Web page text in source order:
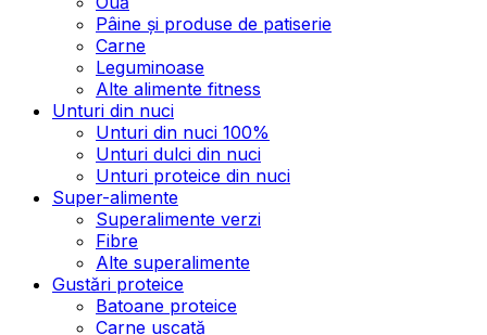
Pâine și produse de patiserie
Carne
Leguminoase
Alte alimente fitness
Unturi din nuci
Unturi din nuci 100%
Unturi dulci din nuci
Unturi proteice din nuci
Super-alimente
Superalimente verzi
Fibre
Alte superalimente
Gustări proteice
Batoane proteice
Carne uscată